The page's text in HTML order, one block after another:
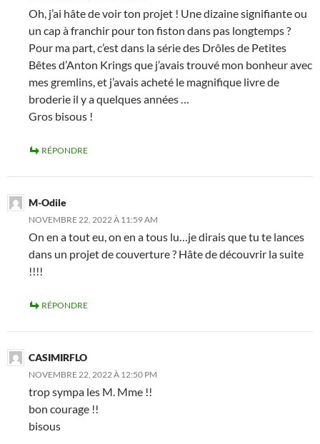
Oh, j’ai hâte de voir ton projet ! Une dizaine signifiante ou
un cap à franchir pour ton fiston dans pas longtemps ?
Pour ma part, c’est dans la série des Drôles de Petites
Bêtes d’Anton Krings que j’avais trouvé mon bonheur avec
mes gremlins, et j’avais acheté le magnifique livre de
broderie il y a quelques années …
Gros bisous !
RÉPONDRE
M-Odile
NOVEMBRE 22, 2022 À 11:59 AM
On en a tout eu, on en a tous lu…je dirais que tu te lances
dans un projet de couverture ? Hâte de découvrir la suite
!!!!
RÉPONDRE
CASIMIRFLO
NOVEMBRE 22, 2022 À 12:50 PM
trop sympa les M. Mme !!
bon courage !!
bisous